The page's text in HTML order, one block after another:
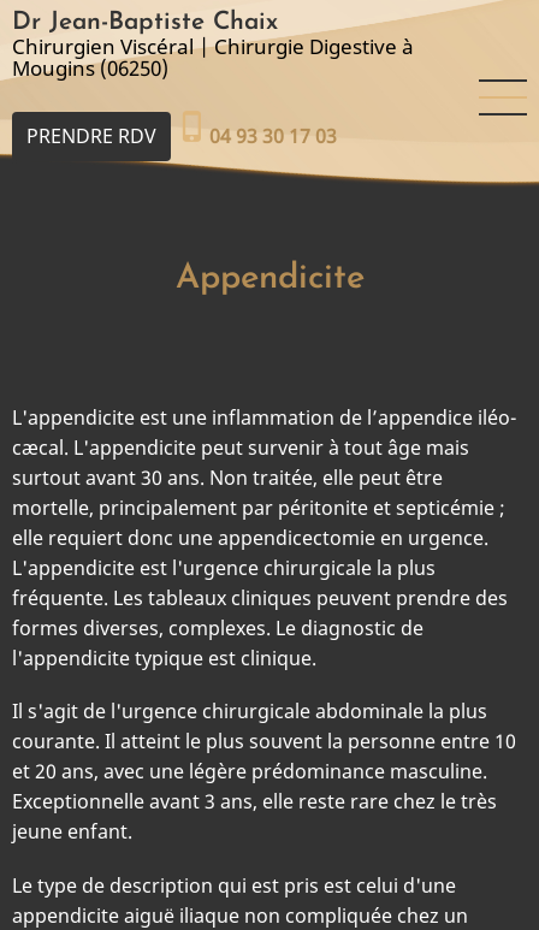
Aller
au
contenu
Dr Jean-Baptiste Chaix
Chirurgien Viscéral | Chirurgie Digestive à
Mougins (06250)
PRENDRE RDV phone_iphone 04 93 30 17 03
Appendicite
L'appendicite est une inflammation de l’appendice iléo-
cæcal. L'appendicite peut survenir à tout âge mais
surtout avant 30 ans. Non traitée, elle peut être
mortelle, principalement par péritonite et septicémie ;
elle requiert donc une appendicectomie en urgence.
L'appendicite est l'urgence chirurgicale la plus
fréquente. Les tableaux cliniques peuvent prendre des
formes diverses, complexes. Le diagnostic de
l'appendicite typique est clinique.
Il s'agit de l'urgence chirurgicale abdominale la plus
courante. Il atteint le plus souvent la personne entre 10
et 20 ans, avec une légère prédominance masculine.
Exceptionnelle avant 3 ans, elle reste rare chez le très
jeune enfant.
Le type de description qui est pris est celui d'une
appendicite aiguë iliaque non compliquée chez un